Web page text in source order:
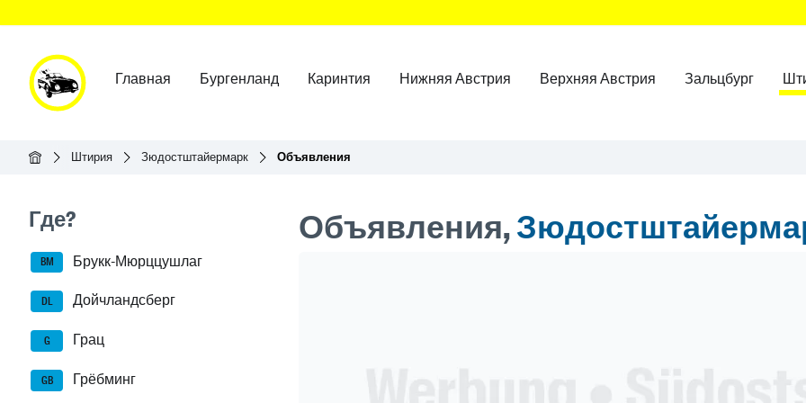
Главная Бургенланд Каринтия Нижняя Австрия Верхняя Австрия Зальцбург
ГлавнаяШтирия Зюдостштайермарк Объявления
Seitenleisten-Navigation
Где?
BM Брукк-Мюрццушлаг
DL Дойчландсберг
G Грац
GB Грёбминг
Объявления,